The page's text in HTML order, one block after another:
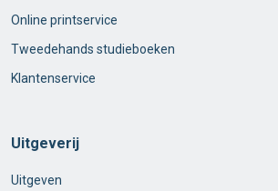
Online printservice
Tweedehands studieboeken
Klantenservice
Uitgeverij
Uitgeven